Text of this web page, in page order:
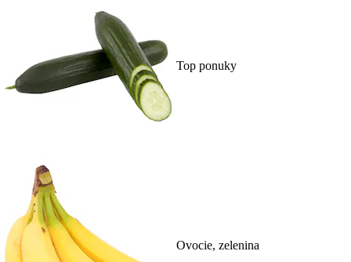
Top ponuky
Ovocie, zelenina